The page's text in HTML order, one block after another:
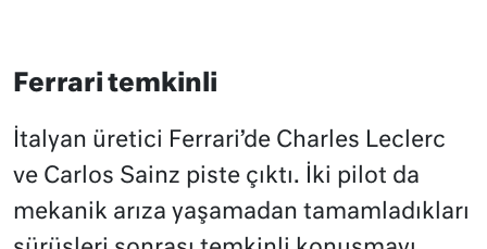
Ferrari temkinli
İtalyan üretici Ferrari’de Charles Leclerc
ve Carlos Sainz piste çıktı. İki pilot da
mekanik arıza yaşamadan tamamladıkları